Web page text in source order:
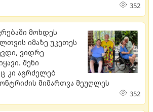
352
მოხდეს
იმაზე უკეთეს
ვიდრე
შენი
კი აგრძელებ
მიმართვა მეუღლეს
352